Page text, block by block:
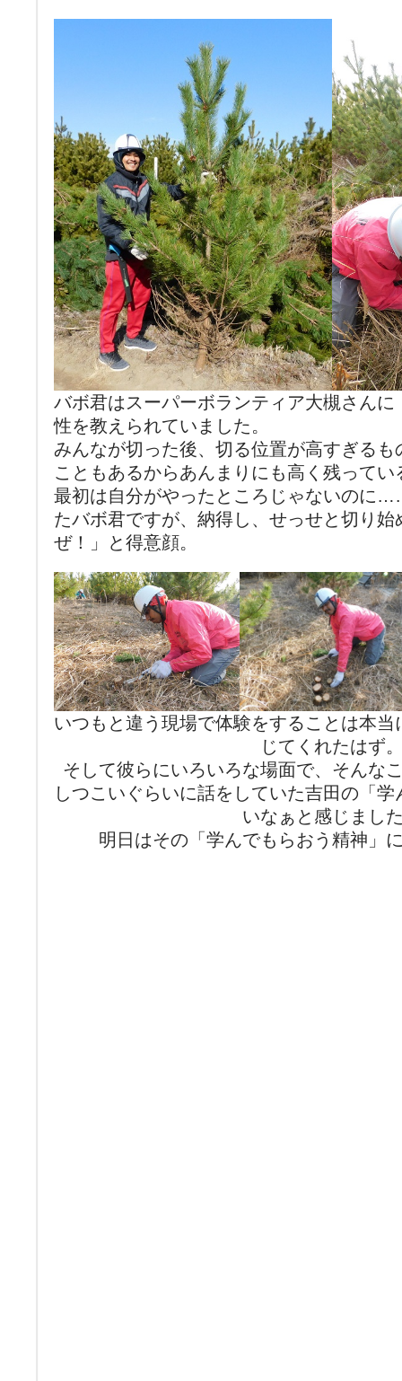
バボ君はスーパーボランティア大槻さん
性を教えられていました。
みんなが切った後、切る位置が高すぎる
こともあるからあんまりにも高く残って
最初は自分がやったところじゃないのに
たバボ君ですが、納得し、せっせと切り
ぜ！」と得意顔。
いつもと違う現場で体験をすることは本
じてくれたはず
そして彼らにいろいろな場面で、そんな
しつこいぐらいに話をしていた吉田の「
いなぁと感じまし
明日はその「学んでもらおう精神」